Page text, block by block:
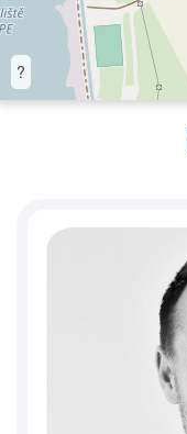
?